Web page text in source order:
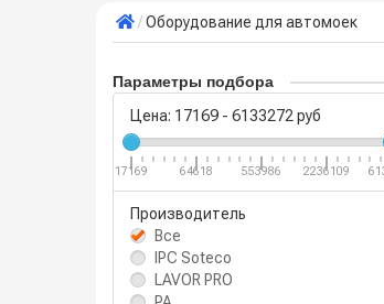
Оборудование для автомоек
Параметры подбора
Цена: 17169 - 6133272 руб
17169 64618 553986 2236109
Производитель
Все
IPC Soteco
LAVOR PRO